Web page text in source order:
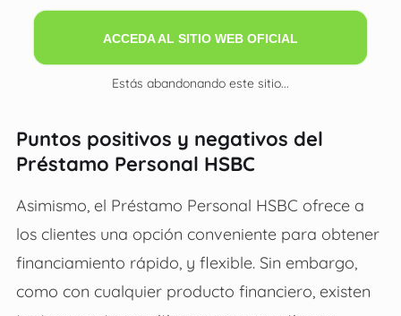
ACCEDA AL SITIO WEB OFICIAL
Estás abandonando este sitio...
Puntos positivos y negativos del
Préstamo Personal HSBC
Asimismo, el Préstamo Personal HSBC ofrece a
los clientes una opción conveniente para obtener
financiamiento rápido, y flexible. Sin embargo,
como con cualquier producto financiero, existen